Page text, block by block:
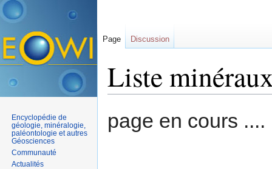
Liste
page en cours ....
Page Discussion
Encyclopédie de
géologie, minéralogie,
paléontologie et autres
Géosciences
Communauté
Actualités